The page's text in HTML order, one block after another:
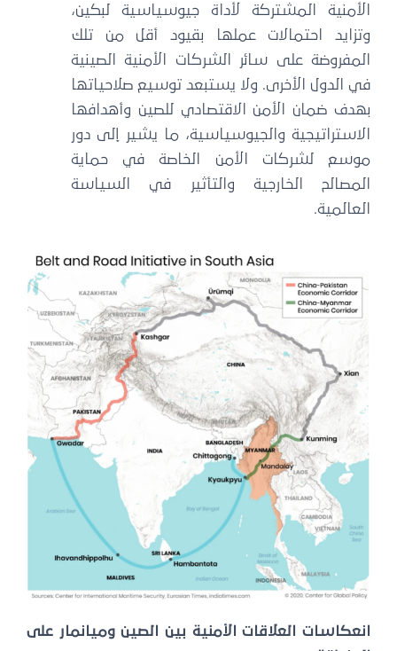
الأمنية المشتركة لأداة جيوسياسية لبكين،
وتزايد احتمالات عملها بقيود أقل من تلك
المفروضة على سائر الشركات الأمنية الصينية
في الدول الأخرى. ولا يستبعد توسيع صلاحياتها
بهدف ضمان الأمن الاقتصادي للصين وأهدافها
الاستراتيجية والجيوسياسية، ما يشير إلى دور
موسع لشركات الأمن الخاصة في حماية
المصالح الخارجية والتأثير في السياسة
العالمية.
انعكاسات العلاقات الأمنية بين الصين وميانمار على